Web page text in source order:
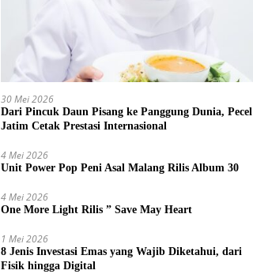
30 Mei 2026
Dari Pincuk Daun Pisang ke Panggung Dunia, Pecel
Jatim Cetak Prestasi Internasional
4 Mei 2026
Unit Power Pop Peni Asal Malang Rilis Album 30
4 Mei 2026
One More Light Rilis ” Save May Heart
1 Mei 2026
8 Jenis Investasi Emas yang Wajib Diketahui, dari
Fisik hingga Digital